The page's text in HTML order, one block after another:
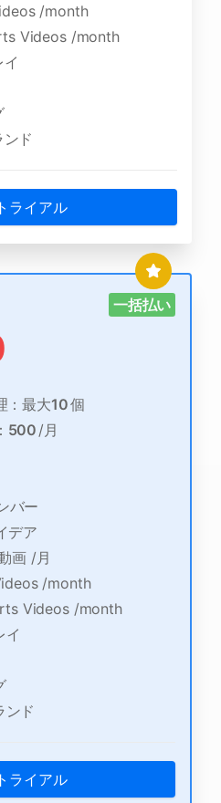
/month
Videos /month
ド
ライアル
一括払い
：最大10個
500 /月
バー
デア
画 /月
/month
Videos /month
イ
ンド
ライアル